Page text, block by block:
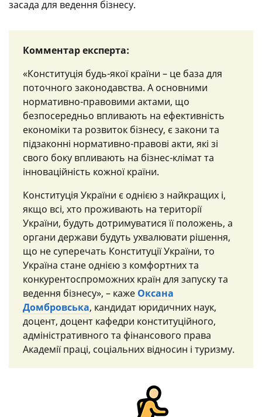
засада для ведення бізнесу.
Комментар експерта:
«Конституція будь-якої країни – це база для
поточного законодавства. А основними
нормативно-правовими актами, що
безпосередньо впливають на ефективність
економіки та розвиток бізнесу, є закони та
підзаконні нормативно-правові акти, які зі
свого боку впливають на бізнес-клімат та
інноваційність кожної країни.
Конституція України є однією з найкращих і,
якщо всі, хто проживають на території
України, будуть дотримуватися її положень, а
органи держави будуть ухвалювати рішення,
що не суперечать Конституції України, то
Україна стане однією з комфортних та
конкурентоспроможних країн для запуску та
ведення бізнесу», – каже Оксана
Домбровська, кандидат юридичних наук,
доцент, доцент кафедри конституційного,
адміністративного та фінансового права
Академії праці, соціальних відносин і туризму.